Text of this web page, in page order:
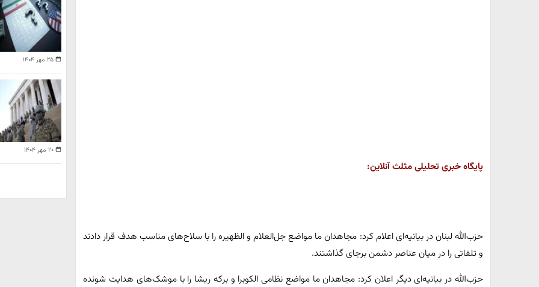
پایگاه خبری تحلیلی مثلث آنلاین:
حزب‌الله لبنان در بیانیه‌ای اعلام کرد: مجاهدان ما مواضع جل‌العلام و الظهیره را با سلاح‌های مناسب هدف قرار دادند
و تلفاتی را در میان عناصر دشمن برجای گذاشتند.
حزب‌الله در بیانیه‌ای دیگر اعلان کرد: مجاهدان ما مواضع نظامی الکوبرا و برکه ریشا را با موشک‌های هدایت شونده
۲۵ مهر ۱۴۰۴
۲۰ مهر ۱۴۰۴